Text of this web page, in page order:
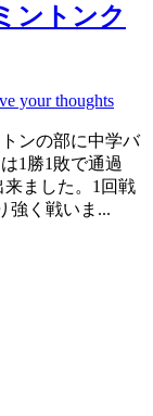
ントンク
your thoughts
ンの部に中学バ
1勝1敗で通過
ました。1回戦
強く戦いま...